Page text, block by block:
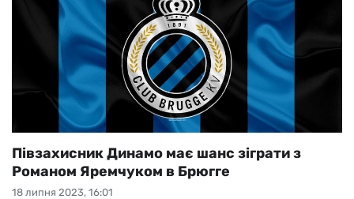
18 липня 2023, 16:01
Півзахисник Динамо має шанс зіграти з
Романом Яремчуком в Брюгге